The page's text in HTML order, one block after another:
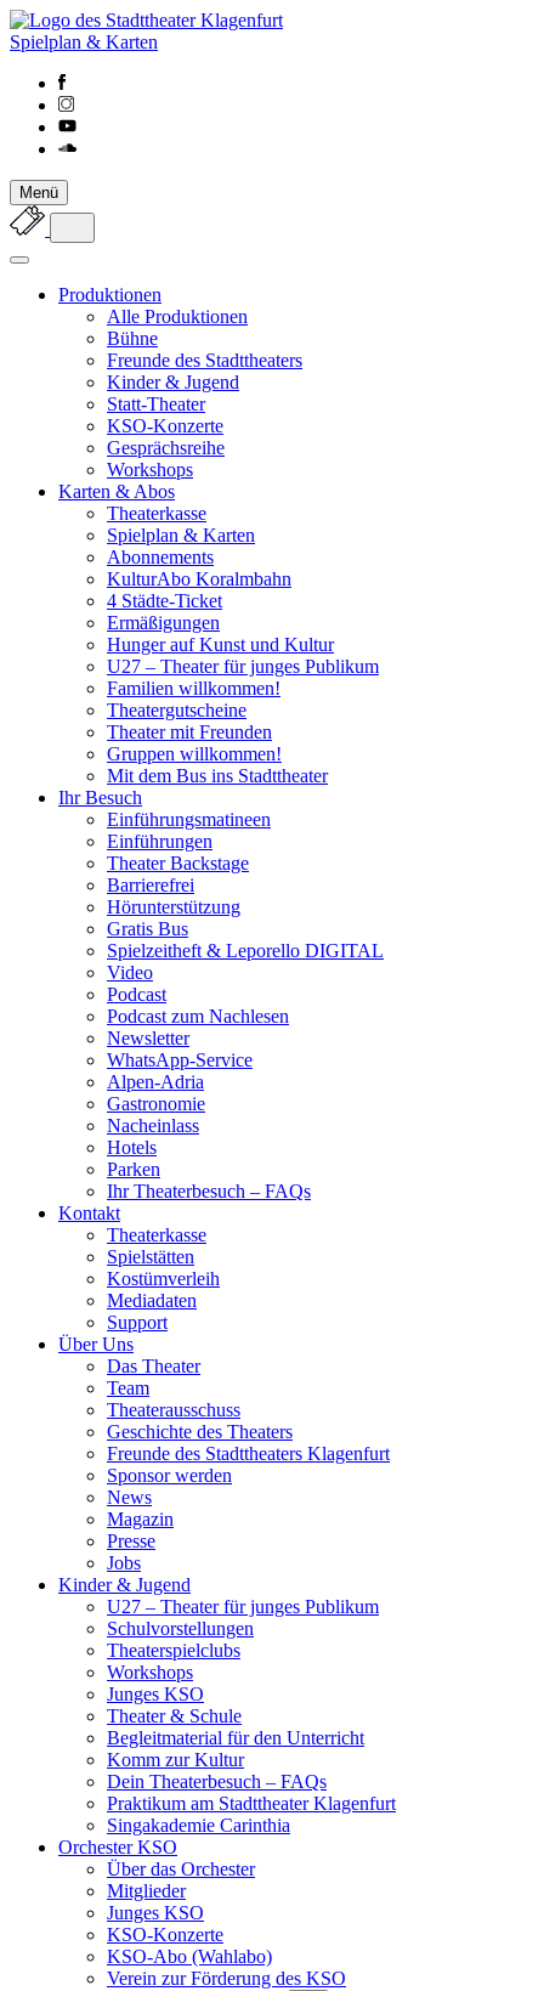
Spielplan & Karten
Menü
Produktionen
Alle Produktionen
Bühne
Freunde des Stadttheaters
Kinder & Jugend
Statt-Theater
KSO-Konzerte
Gesprächsreihe
Workshops
Karten & Abos
Theaterkasse
Spielplan & Karten
Abonnements
KulturAbo Koralmbahn
4 Städte-Ticket
Ermäßigungen
Hunger auf Kunst und Kultur
U27 – Theater für junges Publikum
Familien willkommen!
Theatergutscheine
Theater mit Freunden
Gruppen willkommen!
Mit dem Bus ins Stadttheater
Ihr Besuch
Einführungsmatineen
Einführungen
Theater Backstage
Barrierefrei
Hörunterstützung
Gratis Bus
Spielzeitheft & Leporello DIGITAL
Video
Podcast
Podcast zum Nachlesen
Newsletter
WhatsApp-Service
Alpen-Adria
Gastronomie
Nacheinlass
Hotels
Parken
Ihr Theaterbesuch – FAQs
Kontakt
Theaterkasse
Spielstätten
Kostümverleih
Mediadaten
Support
Über Uns
Das Theater
Team
Theaterausschuss
Geschichte des Theaters
Freunde des Stadttheaters Klagenfurt
Sponsor werden
News
Magazin
Presse
Jobs
Kinder & Jugend
U27 – Theater für junges Publikum
Schulvorstellungen
Theaterspielclubs
Workshops
Junges KSO
Theater & Schule
Begleitmaterial für den Unterricht
Komm zur Kultur
Dein Theaterbesuch – FAQs
Praktikum am Stadttheater Klagenfurt
Singakademie Carinthia
Orchester KSO
Über das Orchester
Mitglieder
Junges KSO
KSO-Konzerte
KSO-Abo (Wahlabo)
Verein zur Förderung des KSO